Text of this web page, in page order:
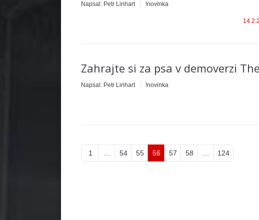
Napsal: Petr Linhart !novinka
Zahrajte si za psa v demoverzi
Napsal: Petr Linhart !novinka
1 54 55 56 57 58 124